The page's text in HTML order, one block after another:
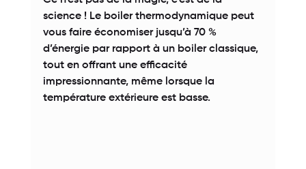
science ! Le boiler thermodynamique peut
vous faire économiser jusqu’à 70 %
d’énergie par rapport à un boiler classique,
tout en offrant une efficacité
impressionnante, même lorsque la
température extérieure est basse.